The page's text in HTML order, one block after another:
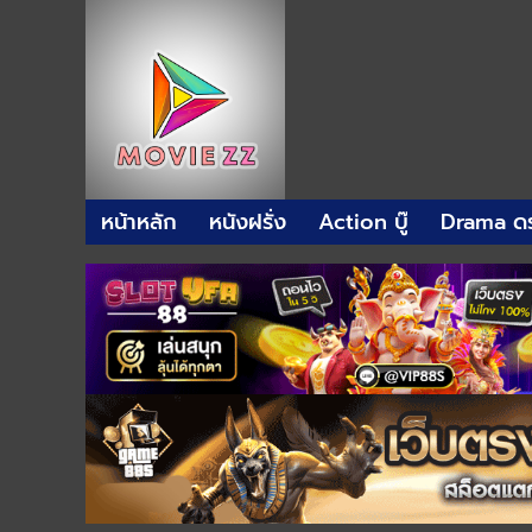
หน้าหลัก หนังฝรั่ง Action บู๊ Drama ด